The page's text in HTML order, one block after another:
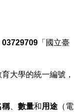
03729709 「國立臺
大學的統一編號，
稱、 數量和用途 （電